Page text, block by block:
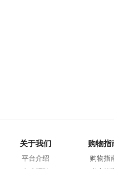
关于我们
平台介绍
购物指
购物指